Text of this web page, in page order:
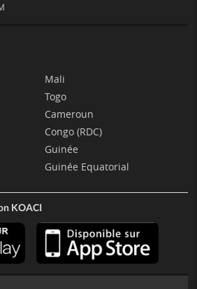
Mali
Togo
Cameroun
Congo (RDC)
Guinée
Guinée Equatorial
KOACI